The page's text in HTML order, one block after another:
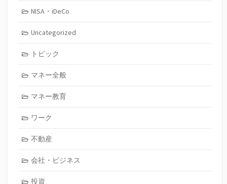
NISA・iDeCo
Uncategorized
トピック
マネー全般
マネー教育
ワーク
不動産
会社・ビジネス
投資